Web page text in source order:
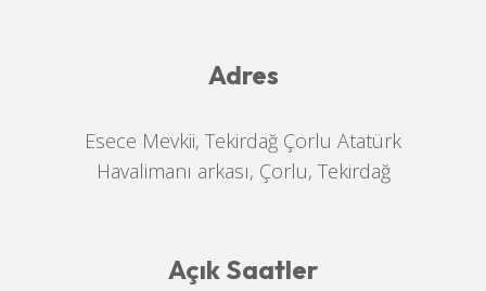
Adres
Esece Mevkii, Tekirdağ Çorlu Atatürk
Havalimanı arkası, Çorlu, Tekirdağ
Açık Saatler